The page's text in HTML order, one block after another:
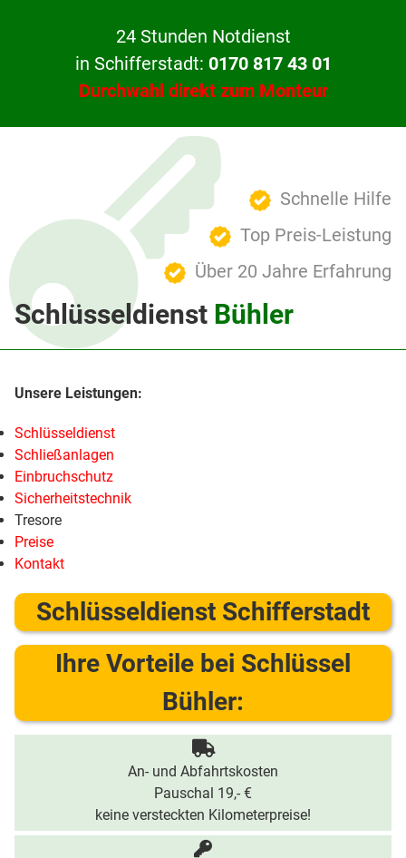
24 Stunden Notdienst
in Schifferstadt: 0170 817 43 01
Durchwahl direkt zum Monteur
Schnelle Hilfe
Top Preis-Leistung
Über 20 Jahre Erfahrung
Schlüsseldienst Bühler
Schlüsseldienst
Schließanlagen
Einbruchschutz
Sicherheitstechnik
Tresore
Preise
Kontakt
Schlüsseldienst Schifferstadt
Ihre Vorteile bei Schlüssel
Bühler:
An- und Abfahrtskosten
Pauschal 19,- €
keine versteckten Kilometerpreise!